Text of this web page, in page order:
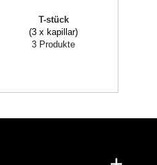
T-stück
(3 x kapillar)
3 Produkte